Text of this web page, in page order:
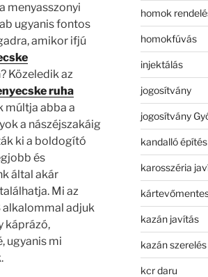
menyasszonyi
ugyanis fontos
amikor ifjú
Közeledik az
ruha
múltja abba a
a nászéjszakáig
ki a boldogító
és
által akár
Mi az
alkalommal adjuk
káprázó,
ugyanis mi
homok
homokfúvás
injektálás
jogosítvány
jogosítvány
kandalló építés
karosszéria
kazán javítás
kazán szerelés
kcr daru